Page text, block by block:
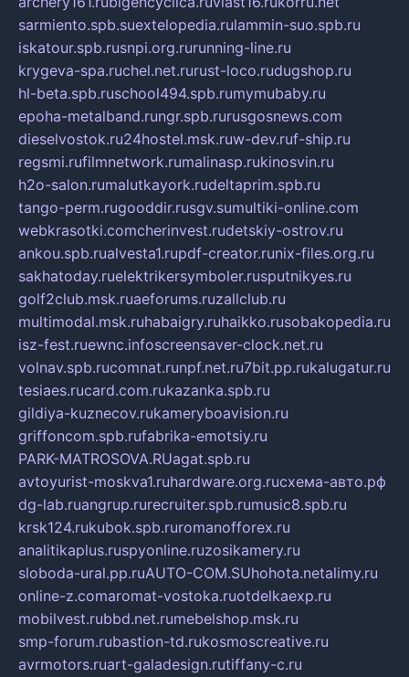
sarmiento.spb.suextelopedia.rulammin-suo.spb.ru
iskatour.spb.rusnpi.org.rurunning-line.ru
krygeva-spa.ruchel.net.rurust-loco.rudugshop.ru
hl-beta.spb.ruschool494.spb.rumymubaby.ru
epoha-metalband.rungr.spb.rurusgosnews.com
dieselvostok.ru24hostel.msk.ruw-dev.ruf-ship.ru
regsmi.rufilmnetwork.rumalinasp.rukinosvin.ru
h2o-salon.rumalutkayork.rudeltaprim.spb.ru
tango-perm.rugooddir.rusgv.sumultiki-online.com
webkrasotki.comcherinvest.rudetskiy-ostrov.ru
ankou.spb.rualvesta1.rupdf-creator.runix-files.org.ru
sakhatoday.ruelektrikersymboler.rusputnikyes.ru
golf2club.msk.ruaeforums.ruzallclub.ru
multimodal.msk.ruhabaigry.ruhaikko.rusobakopedia.ru
isz-fest.ruewnc.infoscreensaver-clock.net.ru
volnav.spb.rucomnat.runpf.net.ru7bit.pp.rukalugatur.ru
tesiaes.rucard.com.rukazanka.spb.ru
gildiya-kuznecov.rukameryboavision.ru
griffoncom.spb.rufabrika-emotsiy.ru
PARK-MATROSOVA.RUagat.spb.ru
avtoyurist-moskva1.ruhardware.org.ruсхема-авто.рф
dg-lab.ruangrup.rurecruiter.spb.rumusic8.spb.ru
krsk124.rukubok.spb.ruromanofforex.ru
analitikaplus.ruspyonline.ruzosikamery.ru
sloboda-ural.pp.ruAUTO-COM.SUhohota.netalimy.ru
online-z.comaromat-vostoka.ruotdelkaexp.ru
mobilvest.rubbd.net.rumebelshop.msk.ru
smp-forum.rubastion-td.rukosmoscreative.ru
avrmotors.ruart-galadesign.rutiffany-c.ru